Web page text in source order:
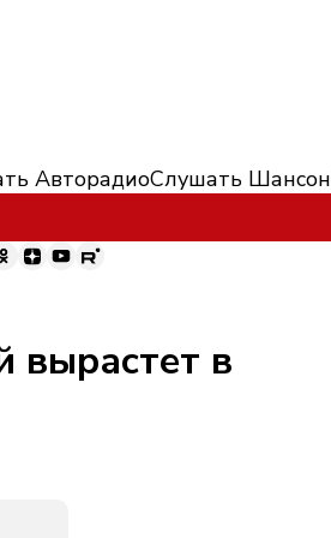
АвторадиоСлушать Шансон
вырастет в